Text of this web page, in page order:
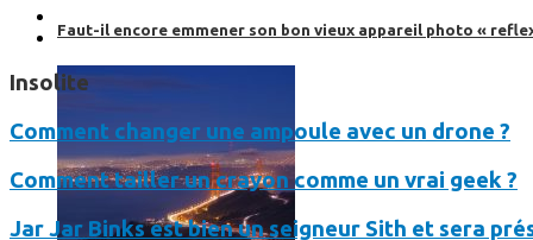
Faut-il encore emmener son bon vieux appareil photo «
Insolite
Comment changer une ampoule avec un drone ?
Comment tailler un crayon comme un vrai geek ?
Jar Jar Binks est bien un seigneur Sith et sera